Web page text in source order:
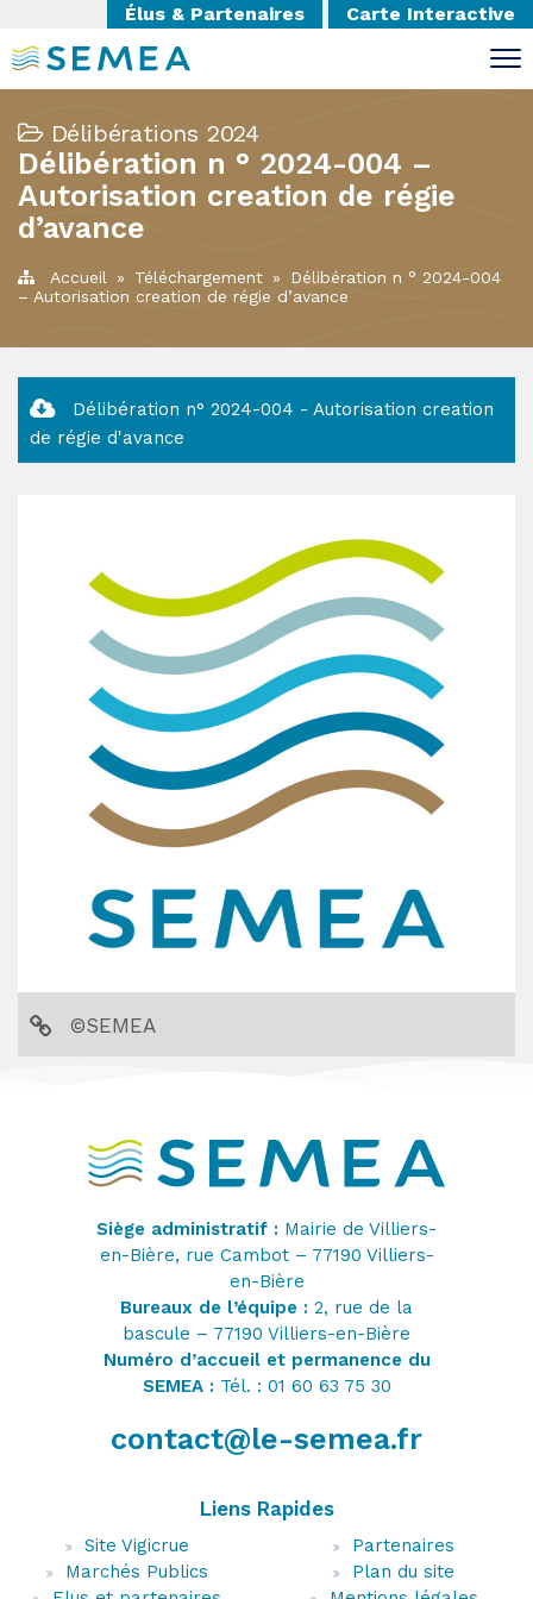
Élus & Partenaires Carte Interactive
Délibérations 2024
Délibération n ° 2024-004 –
Autorisation creation de régie
d’avance
Accueil » Téléchargement »
Délibération n ° 2024-004
– Autorisation creation de régie d’avance
Délibération n° 2024-004 - Autorisation creation
de régie d'avance
Partager la page sur :
©SEMEA
Siège administratif : Mairie de Villiers-
en-Bière, rue Cambot – 77190 Villiers-
en-Bière
Bureaux de l’équipe : 2, rue de la
bascule – 77190 Villiers-en-Bière
Numéro d’accueil et permanence du
SEMEA : Tél. : 01 60 63 75 30
contact@le-semea.fr
Liens Rapides
Site Vigicrue
Marchés Publics
Partenaires
Plan du site